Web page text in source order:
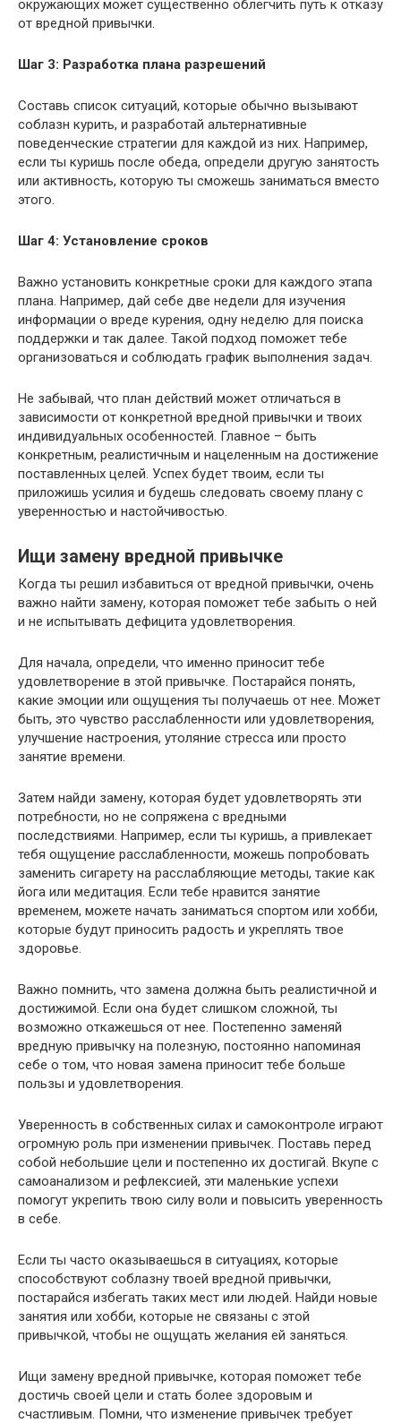
окружающих может существенно облегчить путь к отказу
от вредной привычки.
Шаг 3: Разработка плана разрешений
Составь список ситуаций, которые обычно вызывают
соблазн курить, и разработай альтернативные
поведенческие стратегии для каждой из них. Например,
если ты куришь после обеда, определи другую занятость
или активность, которую ты сможешь заниматься вместо
этого.
Шаг 4: Установление сроков
Важно установить конкретные сроки для каждого этапа
плана. Например, дай себе две недели для изучения
информации о вреде курения, одну неделю для поиска
поддержки и так далее. Такой подход поможет тебе
организоваться и соблюдать график выполнения задач.
Не забывай, что план действий может отличаться в
зависимости от конкретной вредной привычки и твоих
индивидуальных особенностей. Главное – быть
конкретным, реалистичным и нацеленным на достижение
поставленных целей. Успех будет твоим, если ты
приложишь усилия и будешь следовать своему плану с
уверенностью и настойчивостью.
Ищи замену вредной привычке
Когда ты решил избавиться от вредной привычки, очень
важно найти замену, которая поможет тебе забыть о ней
и не испытывать дефицита удовлетворения.
Для начала, определи, что именно приносит тебе
удовлетворение в этой привычке. Постарайся понять,
какие эмоции или ощущения ты получаешь от нее. Может
быть, это чувство расслабленности или удовлетворения,
улучшение настроения, утоляние стресса или просто
занятие времени.
Затем найди замену, которая будет удовлетворять эти
потребности, но не сопряжена с вредными
последствиями. Например, если ты куришь, а привлекает
тебя ощущение расслабленности, можешь попробовать
заменить сигарету на расслабляющие методы, такие как
йога или медитация. Если тебе нравится занятие
временем, можете начать заниматься спортом или хобби,
которые будут приносить радость и укреплять твое
здоровье.
Важно помнить, что замена должна быть реалистичной и
достижимой. Если она будет слишком сложной, ты
возможно откажешься от нее. Постепенно заменяй
вредную привычку на полезную, постоянно напоминая
себе о том, что новая замена приносит тебе больше
пользы и удовлетворения.
Уверенность в собственных силах и самоконтроле играют
огромную роль при изменении привычек. Поставь перед
собой небольшие цели и постепенно их достигай. Вкупе с
самоанализом и рефлексией, эти маленькие успехи
помогут укрепить твою силу воли и повысить уверенность
в себе.
Если ты часто оказываешься в ситуациях, которые
способствуют соблазну твоей вредной привычки,
постарайся избегать таких мест или людей. Найди новые
занятия или хобби, которые не связаны с этой
привычкой, чтобы не ощущать желания ей заняться.
Ищи замену вредной привычке, которая поможет тебе
достичь своей цели и стать более здоровым и
счастливым. Помни, что изменение привычек требует